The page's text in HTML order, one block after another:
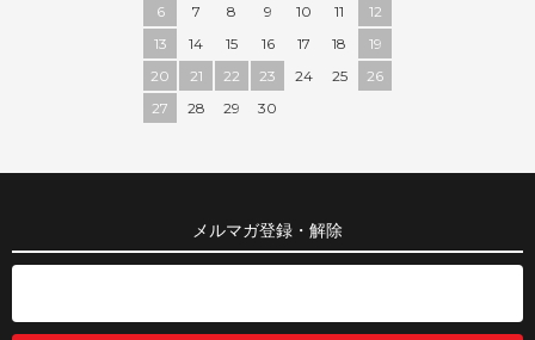
6
7 8 9 10 11
12
13
14 15 16 17 18
19
20
21 22 23 24 25
26
27
28 29 30
メルマガ登録・解除